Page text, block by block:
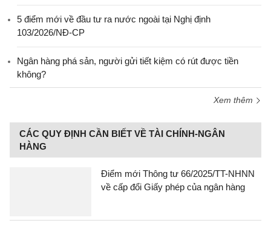
5 điểm mới về đầu tư ra nước ngoài tại Nghị định
103/2026/NĐ-CP
Ngân hàng phá sản, người gửi tiết kiệm có rút được tiền
không?
Xem thêm
CÁC QUY ĐỊNH CẦN BIẾT VỀ TÀI CHÍNH-NGÂN
HÀNG
Điểm mới Thông tư 66/2025/TT-NHNN
về cấp đổi Giấy phép của ngân hàng